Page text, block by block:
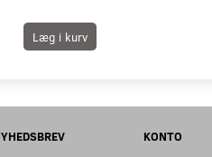
Læg i kurv
KONTO